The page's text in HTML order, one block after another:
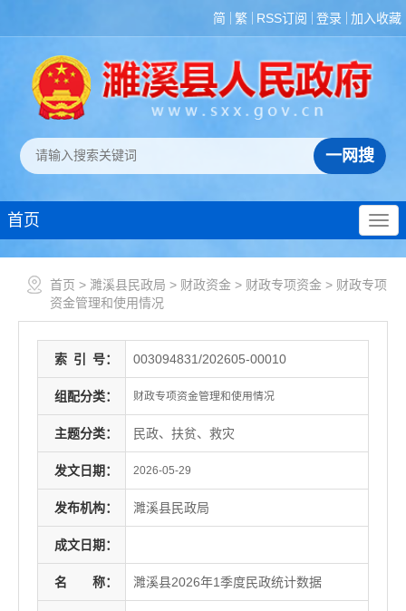
简 繁 RSS订阅 登录 加入收藏
首页
首页 > 濉溪县民政局 > 财政资金 > 财政专项资金 > 财政专项
资金管理和使用情况
索 引 号： 003094831/202605-00010
组配分类： 财政专项资金管理和使用情况
主题分类： 民政、扶贫、救灾
发文日期： 2026-05-29
发布机构： 濉溪县民政局
成文日期：
名 称： 濉溪县2026年1季度民政统计数据